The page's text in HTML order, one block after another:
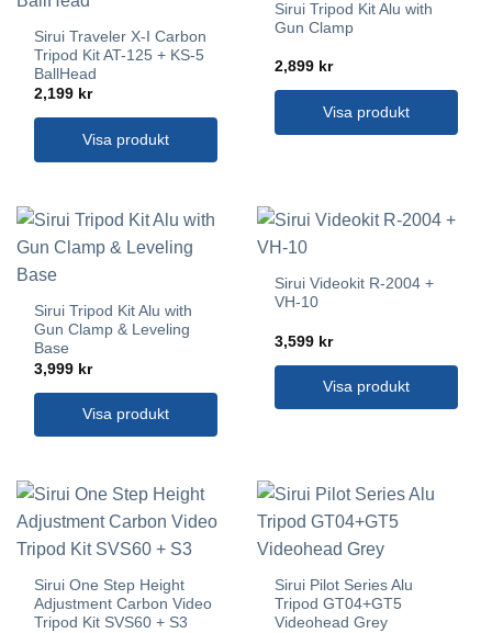
Sirui Traveler X-I Carbon
Tripod Kit AT-125 + KS-5
BallHead
2,199 kr
Visa produkt
Sirui Tripod Kit Alu with
Gun Clamp
2,899 kr
Visa produkt
Sirui Tripod Kit Alu with
Gun Clamp & Leveling
Base
3,999 kr
Visa produkt
Sirui Videokit R-2004 +
VH-10
3,599 kr
Visa produkt
Sirui One Step Height
Adjustment Carbon Video
Tripod Kit SVS60 + S3
Sirui Pilot Series Alu
Tripod GT04+GT5
Videohead Grey